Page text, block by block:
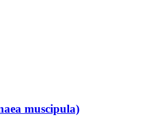
muscipula)